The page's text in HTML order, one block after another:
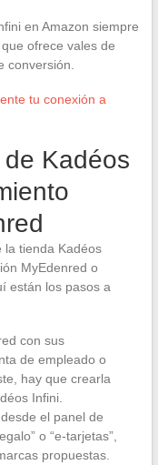
en Amazon siempre
ofrece vales de
conversión.
tu conexión a
Kadéos
la tienda Kadéos
MyEdenred o
están los pasos a
con sus
de empleado o
hay que crearla
Infini.
el panel de
o “e-tarjetas”,
propuestas.